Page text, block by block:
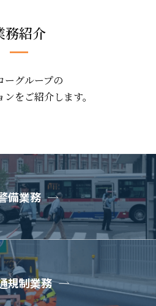
務紹介
ーグループの
をご紹介します。
備業務
規制業務